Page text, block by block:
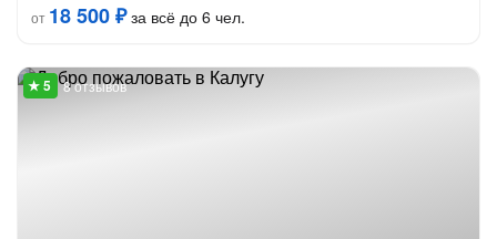
от 18 500 ₽за всё до 6 чел.
8 отзывов